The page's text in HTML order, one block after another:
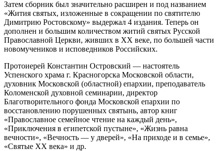
Затем сборник был значительно расширен и под названием
«Жития святых, изложенные в сокращении по святителю
Димитрию Ростовскому» выдержал 4 издания. Теперь он
дополнен и большим количеством житий святых Русской
Православной Церкви, живших в XX веке, по большей части
новомучеников и исповедников Российских.
Протоиерей Константин Островский — настоятель
Успенского храма г. Красногорска Московской области,
духовник Московской (областной) епархии, преподаватель
Коломенской духовной семинарии, директор
Благотворительного фонда Московской епархии по
восстановлению порушенных святынь, автор книг
«Православное семейное чтение на каждый день»,
«Приключения в египетской пустыне», «Жизнь равна
вечности», «Вечность — у дверей», «На приходе и в семье»,
«Святые XX века» и др.